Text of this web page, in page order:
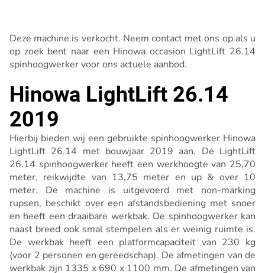
Deze machine is verkocht. Neem contact met ons op als u
op zoek bent naar een Hinowa occasion LightLift 26.14
spinhoogwerker voor ons actuele aanbod.
Hinowa LightLift 26.14
2019
Hierbij bieden wij een gebruikte spinhoogwerker Hinowa
LightLift 26.14 met bouwjaar 2019 aan. De LightLift
26.14 spinhoogwerker heeft een werkhoogte van 25,70
meter, reikwijdte van 13,75 meter en up & over 10
meter. De machine is uitgevoerd met non-marking
rupsen, beschikt over een afstandsbediening met snoer
en heeft een draaibare werkbak. De spinhoogwerker kan
naast breed ook smal stempelen als er weinig ruimte is.
De werkbak heeft een platformcapaciteit van 230 kg
(voor 2 personen en gereedschap). De afmetingen van de
werkbak zijn 1335 x 690 x 1100 mm. De afmetingen van